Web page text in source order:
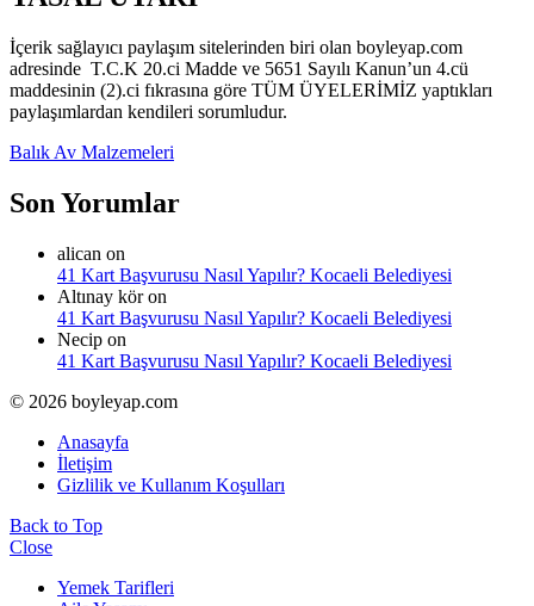
İçerik sağlayıcı paylaşım sitelerinden biri olan boyleyap.com
adresinde T.C.K 20.ci Madde ve 5651 Sayılı Kanun’un 4.cü
maddesinin (2).ci fıkrasına göre TÜM ÜYELERİMİZ yaptıkları
paylaşımlardan kendileri sorumludur.
Balık Av Malzemeleri
Son Yorumlar
alican on
41 Kart Başvurusu Nasıl Yapılır? Kocaeli Belediyesi
Altınay köron
41 Kart Başvurusu Nasıl Yapılır? Kocaeli Belediyesi
Necip on
41 Kart Başvurusu Nasıl Yapılır? Kocaeli Belediyesi
© 2026 boyleyap.com
Anasayfa
İletişim
Gizlilik ve Kullanım Koşulları
Back to Top
Close
Yemek Tarifleri